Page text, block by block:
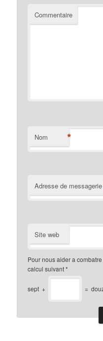
Commentaire
Nom *
Adresse de messagerie
Site web
Pour nous aider a
calcul suivant*
sept + =